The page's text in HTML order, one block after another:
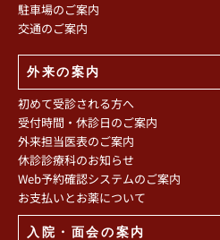
駐車場のご案内
交通のご案内
外来の案内
初めて受診される方へ
受付時間・休診日のご案内
外来担当医表のご案内
休診診療科のお知らせ
Web予約確認システムのご案内
お支払いとお薬について
入院・面会の案内